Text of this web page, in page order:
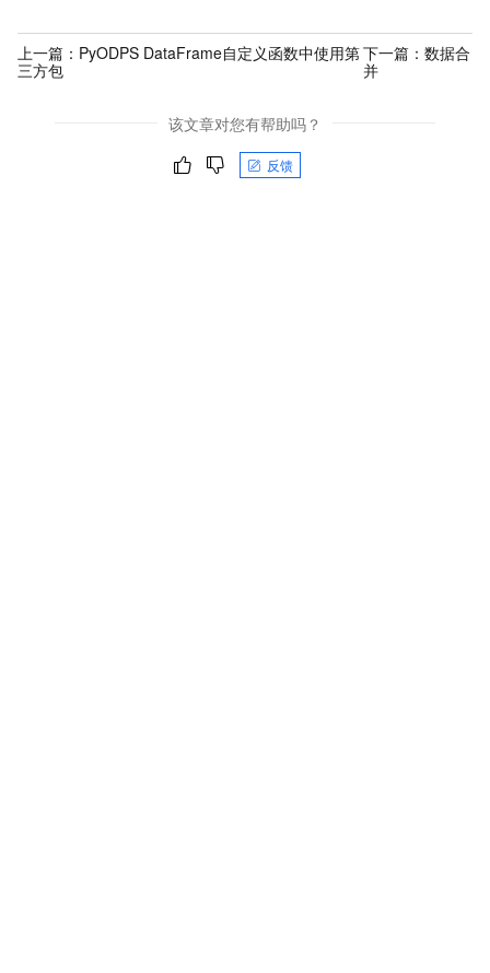
上一篇： PyODPS DataFrame自定义函数中使用第
三方包
下一篇：数据合
并
该文章对您有帮助吗？
反馈